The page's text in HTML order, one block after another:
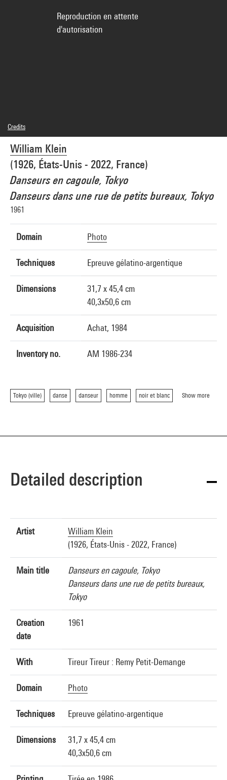
William Klein
(1926, États-Unis - 2022, France)
Danseurs en cagoule, Tokyo
Danseurs dans une rue de petits bureaux, Tokyo
1961
Domain Photo
Techniques Epreuve gélatino-argentique
Dimensions
31,7 x 45,4 cm
40,3x50,6 cm
Acquisition Achat, 1984
Inventory no. AM 1986-234
Tokyo (ville) danse danseur homme noir et blanc Show more
Reproduction en attente
d'autorisation
Credits
© William Klein Estate
Photo credits : Centre Pompidou, MNAM-CCI/Hélène Mauri/Dist. GrandPalaisRmn
Image reference : 4Y07298
Image presentation :GrandPalaisRmnPhoto
Detailed description
Artist
William Klein
(1926, États-Unis - 2022, France)
Main title
Danseurs en cagoule, Tokyo
Danseurs dans une rue de petits bureaux,
Tokyo
Creation
date
1961
With Tireur Tireur : Remy Petit-Demange
Domain Photo
Techniques Epreuve gélatino-argentique
Dimensions
31,7 x 45,4 cm
40,3x50,6 cm